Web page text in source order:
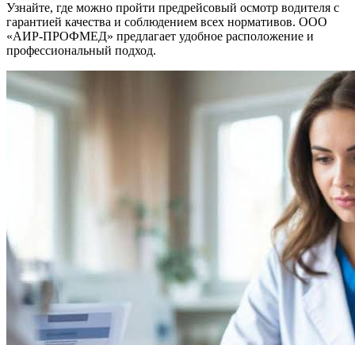
Узнайте, где можно пройти предрейсовый осмотр водителя с
гарантией качества и соблюдением всех нормативов. ООО
«АИР-ПРОФМЕД» предлагает удобное расположение и
профессиональный подход.